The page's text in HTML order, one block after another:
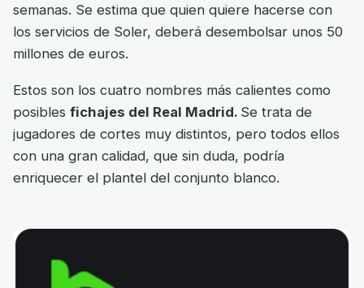
semanas. Se estima que quien quiere hacerse con
los servicios de Soler, deberá desembolsar unos 50
millones de euros.
Estos son los cuatro nombres más calientes como
posibles fichajes del Real Madrid. Se trata de
jugadores de cortes muy distintos, pero todos ellos
con una gran calidad, que sin duda, podría
enriquecer el plantel del conjunto blanco.